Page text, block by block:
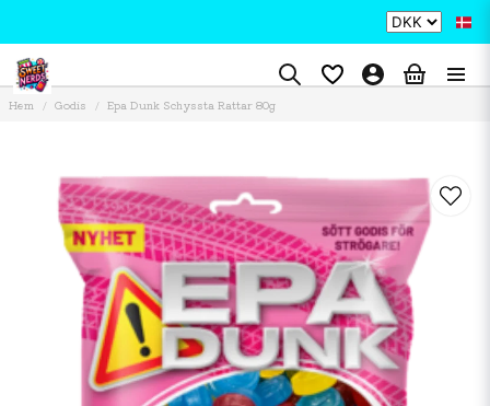
Hem Godis Epa Dunk Schyssta Rattar 80g